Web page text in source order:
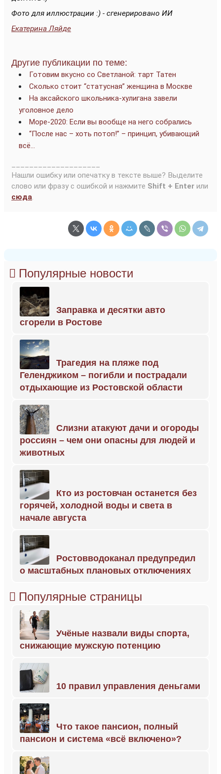
Фото для иллюстрации :) - сгенерировано ИИ
Екатерина Ляйде
Другие публикации по теме:
Готовим вкусно со Светланой: тарт Татен
Сколько стоит “статусная” женщина в Москве
На аксайского школьника-хулигана завели
уголовное дело
Море-2020: Если вы вообще на него собрались
“После нас – хоть потоп!” – принцип, убивающий
всё…
Нашли ошибку или опечатку в тексте выше? Выделите
слово или фразу с ошибкой и нажмите Shift + Enter или
сюда.
Популярные новости
Заправка и десятки авто
сгорели в Ростове
Трагедия на пляже под
Геленджиком – погибли и пострадали
отдыхающие из Ростовской области
Слизни атакуют дачи и огороды
россиян – чем они опасны для людей и
животных
Кто из ростовчан останется без
горячей, холодной воды и света в
начале августа
Ростовводоканал предупредил
о масштабных плановых отключениях
Популярные страницы
Учёные назвали виды спорта,
снижающие мужскую потенцию
10 правил управления деньгами
Что такое пансион, полный
пансион и система «всё включено»?